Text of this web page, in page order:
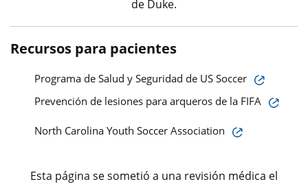
de Duke.
Recursos para pacientes
Programa de Salud y Seguridad de US Soccer
Prevención de lesiones para arqueros de la FIFA
North Carolina Youth Soccer Association
Esta página se sometió a una revisión médica el